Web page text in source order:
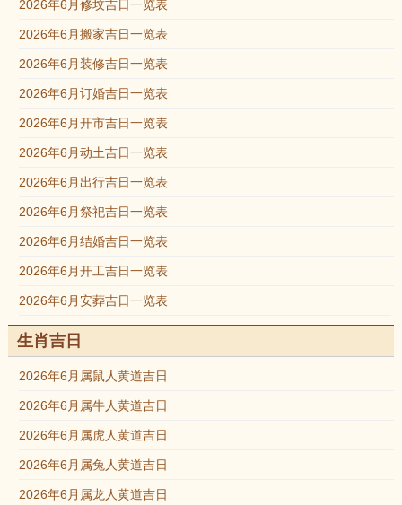
2026年6月修坟吉日一览表
2026年6月搬家吉日一览表
2026年6月装修吉日一览表
2026年6月订婚吉日一览表
2026年6月开市吉日一览表
2026年6月动土吉日一览表
2026年6月出行吉日一览表
2026年6月祭祀吉日一览表
2026年6月结婚吉日一览表
2026年6月开工吉日一览表
2026年6月安葬吉日一览表
生肖吉日
2026年6月属鼠人黄道吉日
2026年6月属牛人黄道吉日
2026年6月属虎人黄道吉日
2026年6月属兔人黄道吉日
2026年6月属龙人黄道吉日